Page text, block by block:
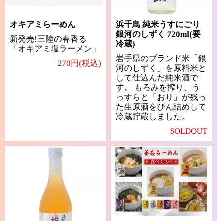
オキアミらーめん
新発売!三陸の春香る
「オキアミ塩ラーメン」
270円(税込)
浜千鳥 純米うすにごり
銀河のしずく 720ml(要
冷蔵)
岩手県のブランド米「銀
河のしずく」を原料米と
して仕込んだ純米酒で
す。 もろみを搾り、う
っすらと「おり」が残っ
た生原酒をびん詰めして
冷蔵貯蔵しました。
SOLDOUT